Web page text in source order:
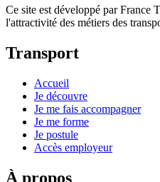
Ce site est développé par France
l'attractivité des métiers des
Transport
Accueil
Je découvre
Je me fais accompagner
Je me forme
Je postule
Accès employeur
À propos